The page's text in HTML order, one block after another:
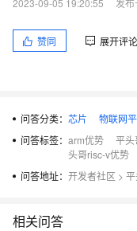
2023-09-05 19:20:55
发
赞同 展开评论
问答分类： 芯片
物联网
问答标签： arm优势 平
头哥risc-v优势
问答地址： 开发者社区 >
相关问答